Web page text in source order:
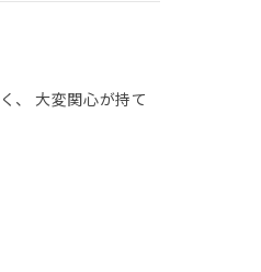
、 大変関心が持て